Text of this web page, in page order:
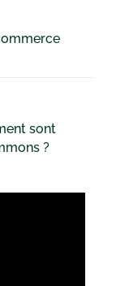
sont
?